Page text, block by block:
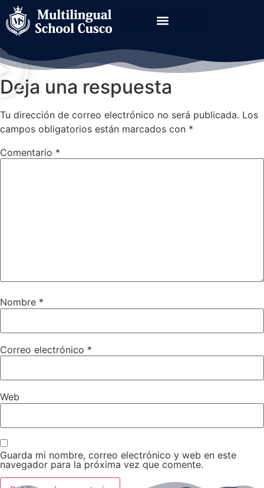
How to make people
share
Deja una respuesta
Tu dirección de correo electrónico no será publicada. Los
campos obligatorios están marcados con *
Comentario *
Nombre *
Correo electrónico *
Web
Guarda mi nombre, correo electrónico y web en este
navegador para la próxima vez que comente.